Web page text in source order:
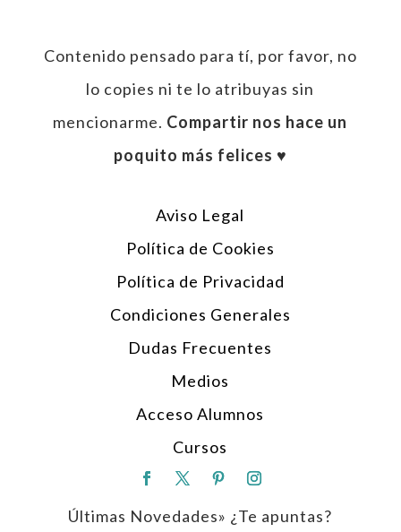
Contenido pensado para tí, por favor, no
lo copies ni te lo atribuyas sin
mencionarme. Compartir nos hace un
poquito más felices ♥︎
Aviso Legal
Política de Cookies
Política de Privacidad
Condiciones Generales
Dudas Frecuentes
Medios
Acceso Alumnos
Cursos
Últimas Novedades» ¿Te apuntas?